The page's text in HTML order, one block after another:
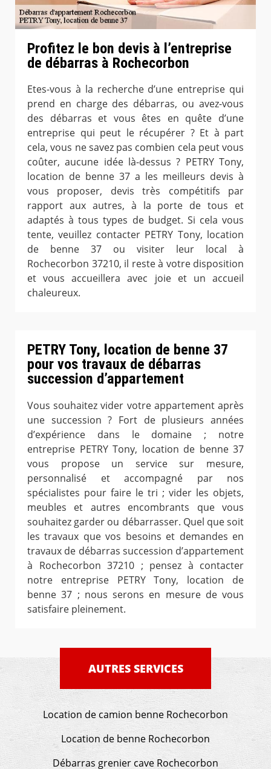
Profitez le bon devis à l’entreprise
de débarras à Rochecorbon
Etes-vous à la recherche d’une entreprise qui
prend en charge des débarras, ou avez-vous
des débarras et vous êtes en quête d’une
entreprise qui peut le récupérer ? Et à part
cela, vous ne savez pas combien cela peut vous
coûter, aucune idée là-dessus ? PETRY Tony,
location de benne 37 a les meilleurs devis à
vous proposer, devis très compétitifs par
rapport aux autres, à la porte de tous et
adaptés à tous types de budget. Si cela vous
tente, veuillez contacter PETRY Tony, location
de benne 37 ou visiter leur local à
Rochecorbon 37210, il reste à votre disposition
et vous accueillera avec joie et un accueil
chaleureux.
PETRY Tony, location de benne 37
pour vos travaux de débarras
succession d’appartement
Vous souhaitez vider votre appartement après
une succession ? Fort de plusieurs années
d’expérience dans le domaine ; notre
entreprise PETRY Tony, location de benne 37
vous propose un service sur mesure,
personnalisé et accompagné par nos
spécialistes pour faire le tri ; vider les objets,
meubles et autres encombrants que vous
souhaitez garder ou débarrasser. Quel que soit
les travaux que vos besoins et demandes en
travaux de débarras succession d’appartement
à Rochecorbon 37210 ; pensez à contacter
notre entreprise PETRY Tony, location de
benne 37 ; nous serons en mesure de vous
satisfaire pleinement.
AUTRES SERVICES
Location de camion benne Rochecorbon
Location de benne Rochecorbon
Débarras grenier cave Rochecorbon